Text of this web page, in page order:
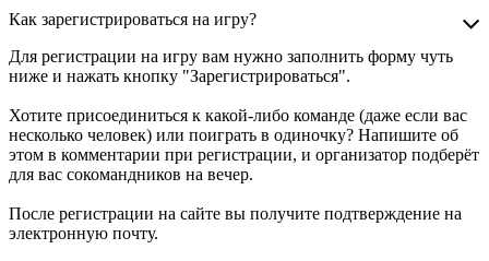
Как зарегистрироваться на игру?
Для регистрации на игру вам нужно заполнить форму чуть
ниже и нажать кнопку "Зарегистрироваться".
Хотите присоединиться к какой-либо команде (даже если вас
несколько человек) или поиграть в одиночку? Напишите об
этом в комментарии при регистрации, и организатор подберёт
для вас сокомандников на вечер.
После регистрации на сайте вы получите подтверждение на
электронную почту.